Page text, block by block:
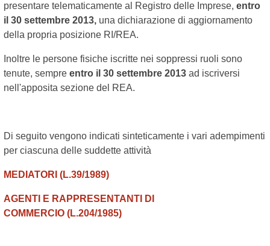
presentare telematicamente al Registro delle Imprese, entro
il 30 settembre 2013, una dichiarazione di aggiornamento
della propria posizione RI/REA.
Inoltre le persone fisiche iscritte nei soppressi ruoli sono
tenute, sempre entro il 30 settembre 2013 ad iscriversi
nell'apposita sezione del REA.
Di seguito vengono indicati sinteticamente i vari adempimenti
per ciascuna delle suddette attività
MEDIATORI (L.39/1989)
AGENTI E RAPPRESENTANTI DI
COMMERCIO (L.204/1985)